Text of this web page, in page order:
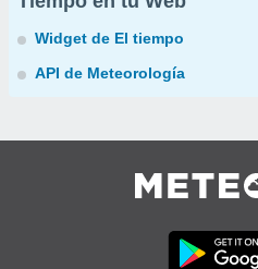
Widget de El tiempo
API de Meteorología